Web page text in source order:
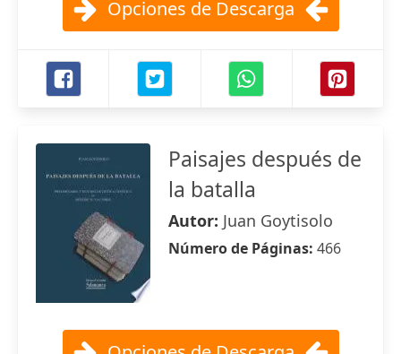
Opciones de Descarga
Paisajes después de
la batalla
Autor: Juan Goytisolo
Número de Páginas: 466